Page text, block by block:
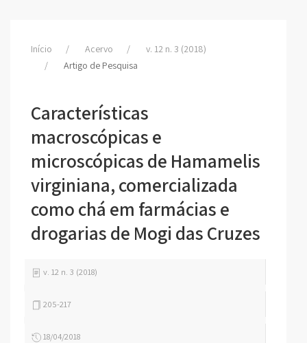
Início Acervo
v. 12 n. 3 (2018)
Artigo de Pesquisa
Características
macroscópicas e
microscópicas de Hamamelis
virginiana, comercializada
como chá em farmácias e
drogarias de Mogi das Cruzes
v. 12 n. 3 (2018)
205-217
18/04/2018